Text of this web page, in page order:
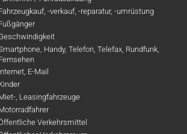
-verkauf, -reparatur, -umrüstung
Handy, Telefon, Telefax, Rundfunk,
E-Mail
, Leasingfahrzeuge
Verkehrsmittel